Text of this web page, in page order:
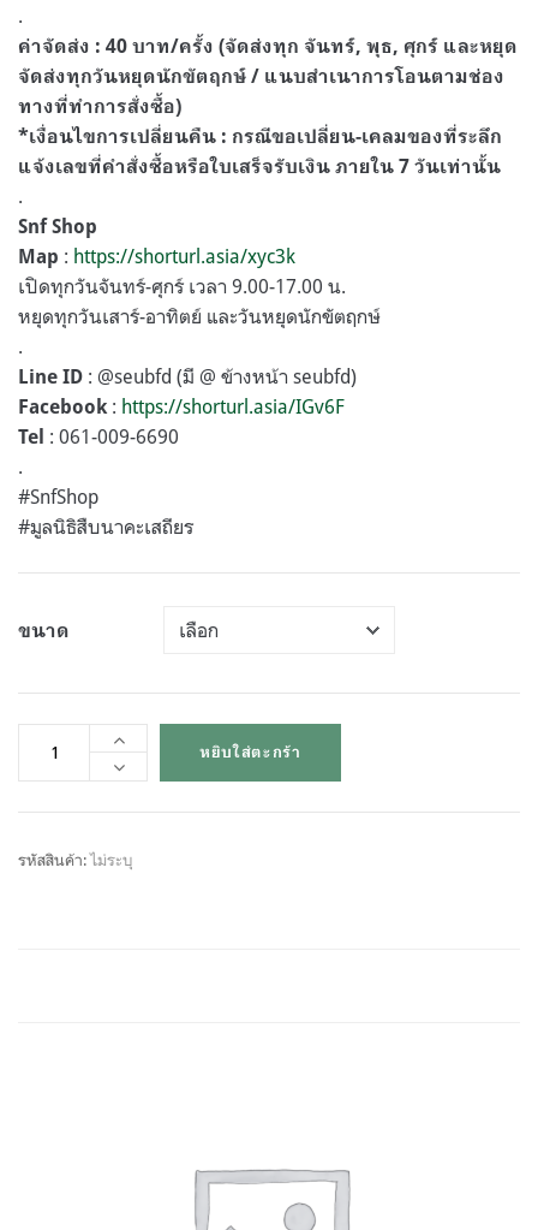
.
ค่าจัดส่ง : 40 บาท/ครั้ง (จัดส่งทุก จันทร์, พุธ, ศุกร์ และหยุด
จัดส่งทุกวันหยุดนักขัตฤกษ์ / แนบสำเนาการโอนตามช่อง
ทางที่ทำการสั่งซื้อ)
*เงื่อนไขการเปลี่ยนคืน : กรณีขอเปลี่ยน-เคลมของที่ระลึก
แจ้งเลขที่คำสั่งซื้อหรือใบเสร็จรับเงิน ภายใน 7 วันเท่านั้น
.
Snf Shop
Map : https://shorturl.asia/xyc3k
เปิดทุกวันจันทร์-ศุกร์ เวลา 9.00-17.00 น.
หยุดทุกวันเสาร์-อาทิตย์ และวันหยุดนักขัตฤกษ์
.
Line ID : @seubfd (มี @ ข้างหน้า seubfd)
Facebook: https://shorturl.asia/IGv6F
Tel : 061-009-6690
.
#SnfShop
#มูลนิธิสืบนาคะเสถียร
ขนาด
หยิบใส่ตะกร้า
รหัสสินค้า:ไม่ระบุ